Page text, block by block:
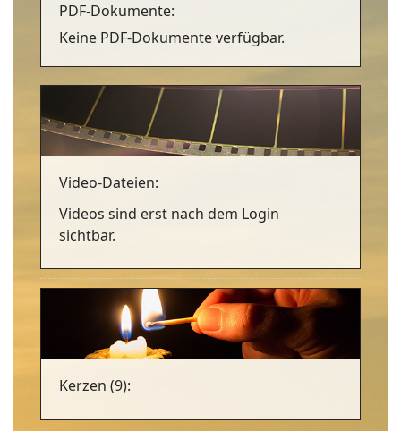
PDF-Dokumente:
Keine PDF-Dokumente verfügbar.
Video-Dateien:
Videos sind erst nach dem Login
sichtbar.
Kerzen (9):